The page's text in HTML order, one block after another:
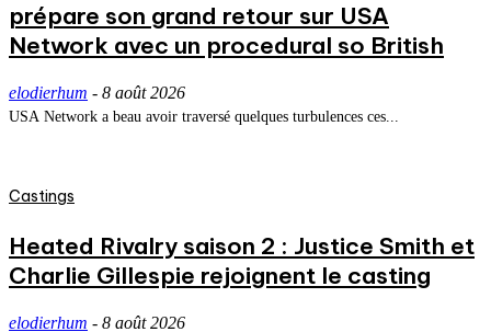
prépare son grand retour sur USA
Network avec un procedural so British
elodierhum - 8 août 2026
USA Network a beau avoir traversé quelques turbulences ces...
Castings
Heated Rivalry saison 2 : Justice Smith et
Charlie Gillespie rejoignent le casting
elodierhum - 8 août 2026